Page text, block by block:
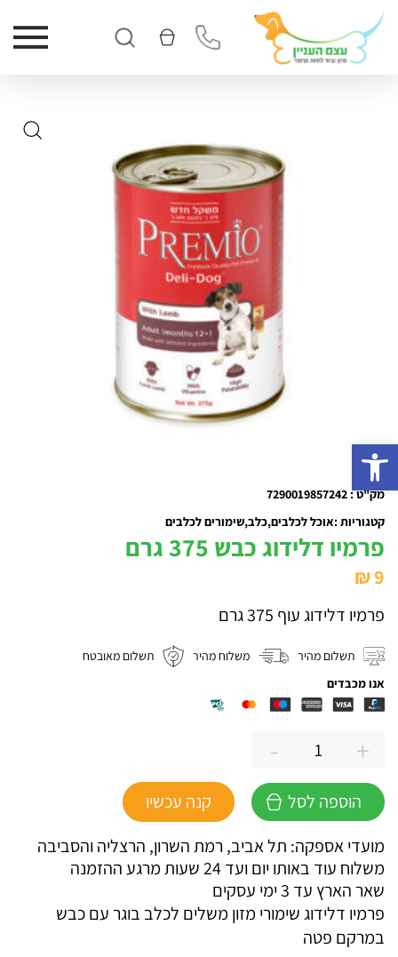
מק"ט : 7290019857242
קטגוריות :אוכל לכלבים כלב שימורים לכלבים
פרמיו דלידוג כבש 375 גרם
₪9
פרמיו דלידוג עוף 375 גרם
תשלום מהיר משלוח מהיר
תשלום מאובטח
אנו מכבדים
+כמות
של
פרמיו
כבש
375
גרם
-
הוספה לסל
קנה עכשיו
מועדי אספקה: תל אביב, רמת השרון, הרצליה והסביבה
משלוח עוד באותו יום ועד 24 שעות מרגע ההזמנה
שאר הארץ עד 3 ימי עסקים
פרמיו דלידוג שימורי מזון משלים לכלב בוגר עם כבש
במרקם פטה
פתח סרגל נגישות